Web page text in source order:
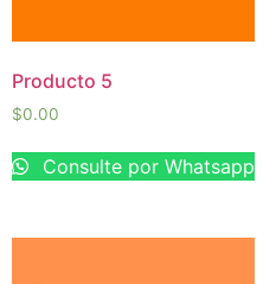
Producto 5
$0.00
Consulte por Whatsapp